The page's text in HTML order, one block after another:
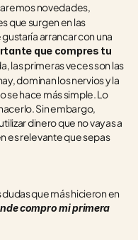
novedades,
que surgen en las
arrancar con una
que compres tu
las primeras veces son las
dominan los nervios y la
se hace más simple. Lo
Sin embargo,
dinero que no vayas a
es relevante que sepas
que más hicieron en
compro mi primera